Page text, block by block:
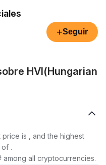
+Seguir
HVI(Hungarian
is , and the highest
.
among all cryptocurrencies.